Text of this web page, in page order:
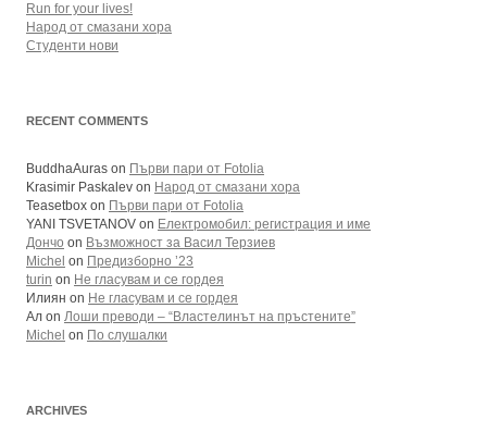
Run for your lives!
Народ от смазани хора
Студенти нови
RECENT COMMENTS
BuddhaAuras on Първи пари от Fotolia
Krasimir Paskalev on Народ от смазани хора
Teasetbox on Първи пари от Fotolia
YANI TSVETANOV on Електромобил: регистрация и име
Дончо on Възможност за Васил Терзиев
Michel on Предизборно ’23
turin on Не гласувам и се гордея
Илиян on Не гласувам и се гордея
Ал on Лоши преводи – “Властелинът на пръстените”
Michel on По слушалки
ARCHIVES